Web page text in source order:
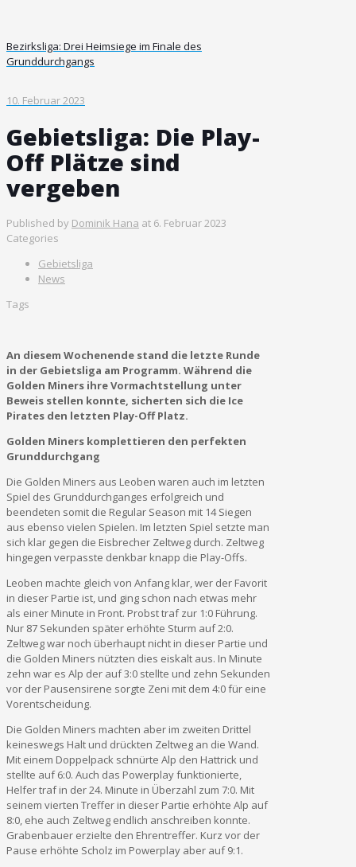
Bezirksliga: Drei Heimsiege im Finale des
Grunddurchgangs
10. Februar 2023
Gebietsliga: Die Play-
Off Plätze sind
vergeben
Published by Dominik Hana at 6. Februar 2023
Categories
Gebietsliga
News
Tags
An diesem Wochenende stand die letzte Runde
in der Gebietsliga am Programm. Während die
Golden Miners ihre Vormachtstellung unter
Beweis stellen konnte, sicherten sich die Ice
Pirates den letzten Play-Off Platz.
Golden Miners komplettieren den perfekten
Grunddurchgang
Die Golden Miners aus Leoben waren auch im letzten
Spiel des Grunddurchganges erfolgreich und
beendeten somit die Regular Season mit 14 Siegen
aus ebenso vielen Spielen. Im letzten Spiel setzte man
sich klar gegen die Eisbrecher Zeltweg durch. Zeltweg
hingegen verpasste denkbar knapp die Play-Offs.
Leoben machte gleich von Anfang klar, wer der Favorit
in dieser Partie ist, und ging schon nach etwas mehr
als einer Minute in Front. Probst traf zur 1:0 Führung.
Nur 87 Sekunden später erhöhte Sturm auf 2:0.
Zeltweg war noch überhaupt nicht in dieser Partie und
die Golden Miners nützten dies eiskalt aus. In Minute
zehn war es Alp der auf 3:0 stellte und zehn Sekunden
vor der Pausensirene sorgte Zeni mit dem 4:0 für eine
Vorentscheidung.
Die Golden Miners machten aber im zweiten Drittel
keineswegs Halt und drückten Zeltweg an die Wand.
Mit einem Doppelpack schnürte Alp den Hattrick und
stellte auf 6:0. Auch das Powerplay funktionierte,
Helfer traf in der 24. Minute in Überzahl zum 7:0. Mit
seinem vierten Treffer in dieser Partie erhöhte Alp auf
8:0, ehe auch Zeltweg endlich anschreiben konnte.
Grabenbauer erzielte den Ehrentreffer. Kurz vor der
Pause erhöhte Scholz im Powerplay aber auf 9:1.